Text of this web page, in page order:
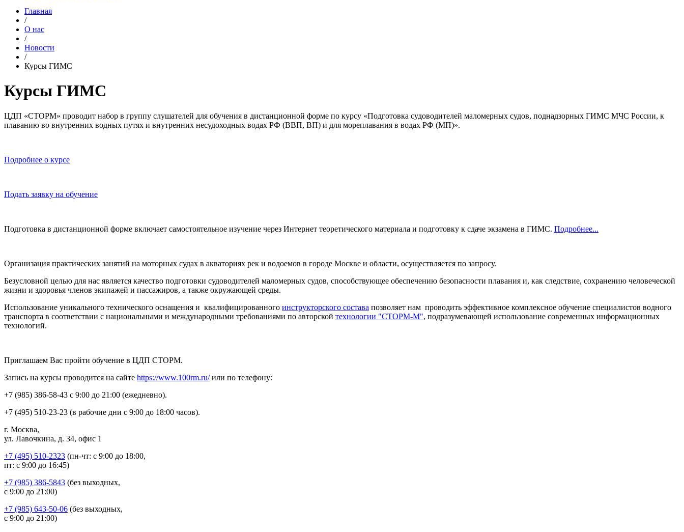
Главная
/
О нас
/
Новости
/
Курсы ГИМС
Курсы ГИМС
ЦДП «СТОРМ» проводит набор в группу слушателей для обучения в дистанционной форме по курсу «Подготовка судоводителей маломерных судов, поднадзорных ГИМС МЧС России, к
плаванию во внутренних водных путях и внутренних несудоходных водах РФ (ВВП, ВП) и для мореплавания в водах РФ (МП)».
Подробнее о курсе
Подать заявку на обучение
Подготовка в дистанционной форме включает самостоятельное изучение через Интернет теоретического материала и подготовку к сдаче экзамена в ГИМС. Подробнее...
Организация практических занятий на моторных судах в акваториях рек и водоемов в городе Москве и области, осуществляется по запросу.
Безусловной целью для нас является качество подготовки судоводителей маломерных судов, способствующее обеспечению безопасности плавания и, как следствие, сохранению человеческой
жизни и здоровья членов экипажей и пассажиров, а также окружающей среды.
Использование уникального технического оснащения и квалифицированного инструкторского состава позволяет нам проводить эффективное комплексное обучение специалистов водного
транспорта в соответствии с национальными и международными требованиями по авторской технологии "СТОРМ-М", подразумевающей использование современных информационных
технологий.
Приглашаем Вас пройти обучение в ЦДП СТОРМ.
Запись на курсы проводится на сайте https://www.100rm.ru/или по телефону:
+7 (985) 386-58-43 с 9:00 до 21:00 (ежедневно).
+7 (495) 510-23-23 (в рабочие дни с 9:00 до 18:00 часов).
г. Москва,
ул. Лавочкина, д. 34, офис 1
+7 (495) 510-2323 (пн-чт: с 9:00 до 18:00,
пт: с 9:00 до 16:45)
+7 (985) 386-5843 (без выходных,
с 9:00 до 21:00)
+7 (985) 643-50-06 (без выходных,
с 9:00 до 21:00)